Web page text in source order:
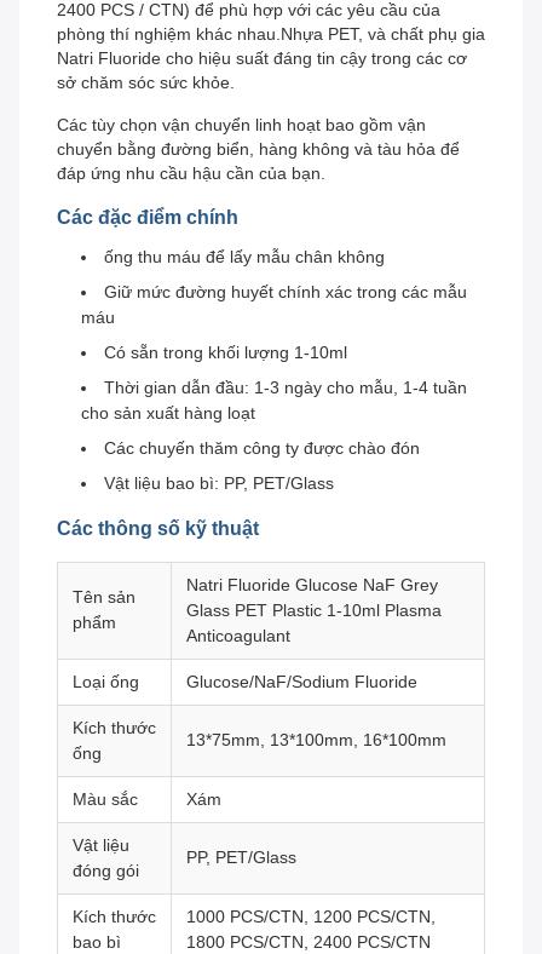
2400 PCS / CTN) để phù hợp với các yêu cầu của
phòng thí nghiệm khác nhau.Nhựa PET, và chất phụ gia
Natri Fluoride cho hiệu suất đáng tin cậy trong các cơ
sở chăm sóc sức khỏe.
Các tùy chọn vận chuyển linh hoạt bao gồm vận
chuyển bằng đường biển, hàng không và tàu hỏa để
đáp ứng nhu cầu hậu cần của bạn.
Các đặc điểm chính
ống thu máu để lấy mẫu chân không
Giữ mức đường huyết chính xác trong các mẫu
máu
Có sẵn trong khối lượng 1-10ml
Thời gian dẫn đầu: 1-3 ngày cho mẫu, 1-4 tuần
cho sản xuất hàng loạt
Các chuyến thăm công ty được chào đón
Vật liệu bao bì: PP, PET/Glass
Các thông số kỹ thuật
Tên sản
phẩm
Natri Fluoride Glucose NaF Grey
Glass PET Plastic 1-10ml Plasma
Anticoagulant
Loại ống Glucose/NaF/Sodium Fluoride
Kích thước
ống
13*75mm, 13*100mm, 16*100mm
Màu sắc Xám
Vật liệu
đóng gói
PP, PET/Glass
Kích thước
bao bì
1000 PCS/CTN, 1200 PCS/CTN,
1800 PCS/CTN, 2400 PCS/CTN